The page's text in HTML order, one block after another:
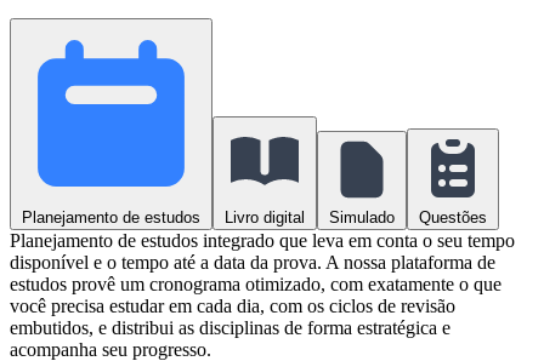
Planejamento de estudos Livro digital Simulado Questões
Planejamento de estudos integrado que leva em conta o seu tempo
disponível e o tempo até a data da prova. A nossa plataforma de
estudos provê um cronograma otimizado, com exatamente o que
você precisa estudar em cada dia, com os ciclos de revisão
embutidos, e distribui as disciplinas de forma estratégica e
acompanha seu progresso.